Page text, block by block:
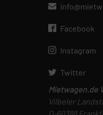
Facebook
Instagram
Twitter
Mietwagen.de
Vilbeler